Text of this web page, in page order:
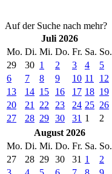
Auf der Suche nach mehr?
Juli 2026
Mo. Di. Mi. Do. Fr. Sa. So.
29
30 1 2 3 4
5
6
7 8 9 10 11
12
13
14 15 16 17 18 19
20
21 22 23 24 25 26
27
28 29 30 31 1
2
August 2026
Mo. Di. Mi. Do. Fr. Sa. So.
27
28 29 30 31 1
2